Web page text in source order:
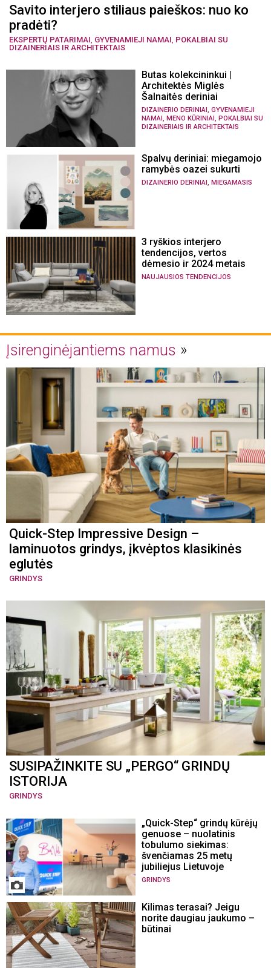
Savito interjero stiliaus paieškos: nuo ko
pradėti?
EKSPERTŲ PATARIMAI GYVENAMIEJI NAMAI POKALBIAI SU
DIZAINERIAIS IR ARCHITEKTAIS
Butas kolekcininkui |
Architektės Miglės
Šalnaitės deriniai
DIZAINERIO DERINIAI GYVENAMIEJI
NAMAI MENO KŪRINIAI POKALBIAI SU
DIZAINERIAIS IR ARCHITEKTAIS
Spalvų deriniai: miegamojo
ramybės oazei sukurti
DIZAINERIO DERINIAI MIEGAMASIS
3 ryškios interjero
tendencijos, vertos
dėmesio ir 2024 metais
NAUJAUSIOS TENDENCIJOS
Įsirenginėjantiems namus
Quick-Step Impressive Design –
laminuotos grindys, įkvėptos klasikinės
eglutės
GRINDYS
SUSIPAŽINKITE SU „PERGO“ GRINDŲ
ISTORIJA
GRINDYS
„Quick-Step“ grindų kūrėjų
genuose – nuolatinis
tobulumo siekimas:
švenčiamas 25 metų
jubiliejus Lietuvoje
GRINDYS
Kilimas terasai? Jeigu
norite daugiau jaukumo –
būtinai